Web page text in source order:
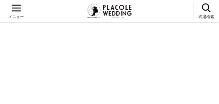
メニュー 式場検索